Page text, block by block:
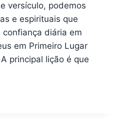
versículo, podemos
e espirituais que
diária em
em Primeiro Lugar
principal lição é que